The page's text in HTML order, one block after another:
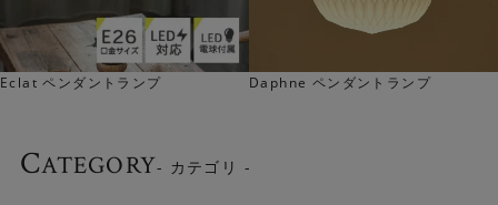
ソケット部分はあえて木目プリントに。無機質な素材に温
もりをあたえ、北欧デザインらしさを際立たせています。
Eclat ペンダントランプ Daphne ペンダントランプ
CATEGORY- カテゴリ -